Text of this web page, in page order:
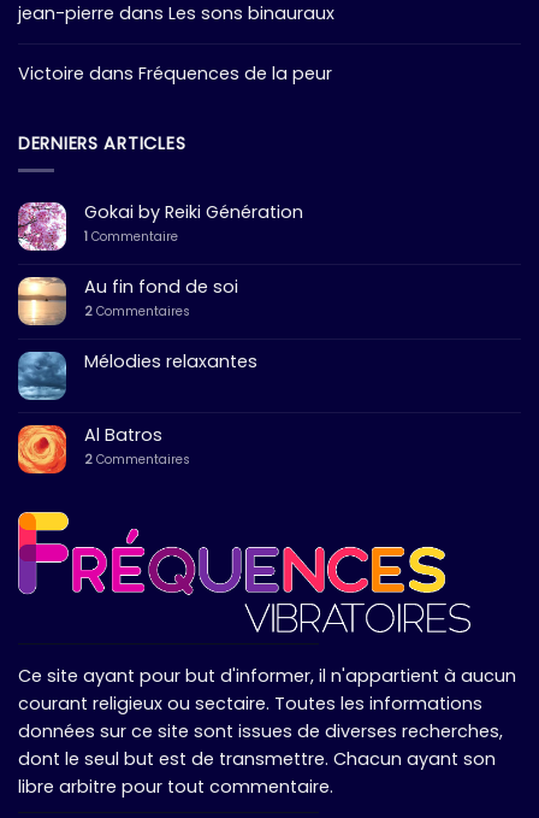
jean-pierre dans Les sons binauraux
Victoire dans Fréquences de la peur
DERNIERS ARTICLES
Gokai by Reiki Génération
1 Commentaire
Au fin fond de soi
2 Commentaires
Mélodies relaxantes
Al Batros
2 Commentaires
Ce site ayant pour but d'informer, il n'appartient à aucun
courant religieux ou sectaire. Toutes les informations
données sur ce site sont issues de diverses recherches,
dont le seul but est de transmettre. Chacun ayant son
libre arbitre pour tout commentaire.